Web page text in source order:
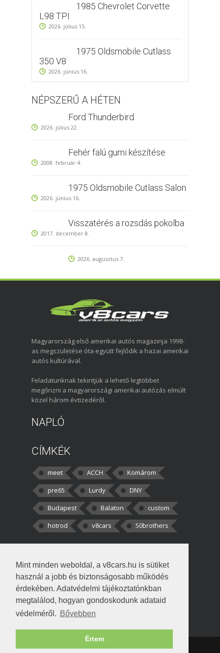
Mint minden weboldal, a v8cars.hu is sütiket
használ a jobb és biztonságosabb működés
érdekében. Adatvédelmi tájékoztatónkban
megtalálod, hogyan gondoskodunk adataid
védelméről. Bővebben
Értem
1985 Chevrolet Corvette
L98 TPI
2026. július 15.
1975 Oldsmobile Cutlass
350 V8
2026. június 16.
NÉPSZERŰ A HÉTEN
Ford Thunderbird
2026. július 22.
Fehér falú gumi készítése
2008. február 4.
1975 Oldsmobile Cutlass Salon
2026. június 16.
Visszatérés a rozsdás pokolba
2017. december 8.
2026. augusztus 7.
Magyarország első amerikai autós magazinja 1998-
as megszületése óta együtt fejlődik a hazai amerikai
autós kultúrával.
Feladatunknak tekintjük a lehető legtöbbet
megőrizni a magyarországi amerikai autózás elmúlt
közel három évtizedéről.
NAPLÓ
CÍMKÉK
meet ACCH
Komárom
pre65
Lurdy
DNY
Budapest
Balaton
custom
hotrod
v8cars 50brothers
kortisz:Elszúrtam! Én csak két
darabbaal számoltam. Nem tudtam, hogy fél autót,
Béke:
!fasza Örültem is nagyon, amikor
Copyright © 1998-2026 v8cars.huT|Szerzői jogok